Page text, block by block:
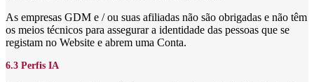
As empresas GDM e / ou suas afiliadas não são obrigadas e não têm
os meios técnicos para assegurar a identidade das pessoas que se
registam no Website e abrem uma Conta.
6.3 Perfis IA